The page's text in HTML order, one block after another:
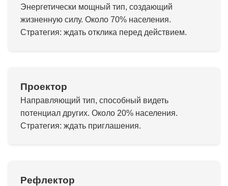
Энергетически мощный тип, создающий
жизненную силу. Около 70% населения.
Стратегия: ждать отклика перед действием.
Проектор
Направляющий тип, способный видеть
потенциал других. Около 20% населения.
Стратегия: ждать приглашения.
Рефлектор